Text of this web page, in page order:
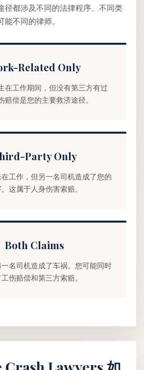
径都涉及不同的法律程序、不同类
不同的律师。
Related Only
在工作期间，但没有第三方有过
赔偿是您的主要救济途径。
Party Only
工作，但另一名司机造成了您的
这属于人身伤害索赔。
Both Claims
名司机造成了车祸。您可能同时
伤赔偿和第三方索赔。